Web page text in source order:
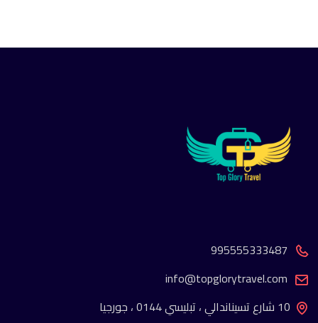
995555333487
info@topglorytravel.com
10 شارع تسيناندالي ، تبليسي 0144 ، جورجيا